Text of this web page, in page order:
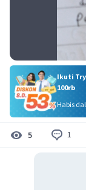
Ikuti
100rb
Habis
5 1